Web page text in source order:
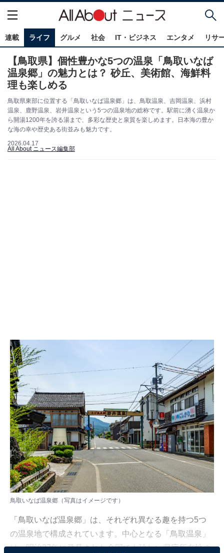
連載 ライフ グルメ 社会 IT・ビジネス エンタメ リサ
【鳥取県】個性豊かな5つの温泉「鳥取いなば
温泉郷」の魅力とは？ 砂丘、美術館、海鮮料
理も楽しめる
鳥取県東部に位置する「鳥取いなば温泉郷」は、鳥取温泉、吉岡温泉、浜村
温泉、鹿野温泉、岩井温泉という5つの温泉地の総称です。駅前に湧く温泉か
ら開湯1200年を誇る湯まで、多彩な歴史と泉質を楽しめます。日本海の豊か
な海の幸や歴史ある街並みも魅力です。
2026.04.17
All About ニュース編集部
鳥取いなば温泉郷（写真はイメージです）
「鳥取いなば温泉郷」は、それぞれ異なる趣を持つ5つ
の温泉地で構成されています。中心となる「鳥取温泉」
は、明治37年に発見された全国でも珍しい県庁所在地の